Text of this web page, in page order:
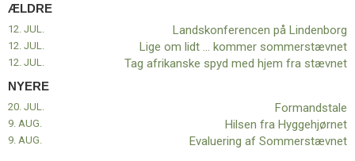
ÆLDRE
12. JUL. Landskonferencen på Lindenborg
12. JUL. Lige om lidt … kommer sommerstævnet
12. JUL. Tag afrikanske spyd med hjem fra stævnet
NYERE
Formandstale
20. JUL.
Hilsen fra Hyggehjørnet
9. AUG.
Evaluering af Sommerstævnet
9. AUG.